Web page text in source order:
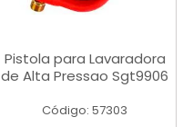
Pistola para Lavaradora
de Alta Pressao Sgt9906
Código: 57303